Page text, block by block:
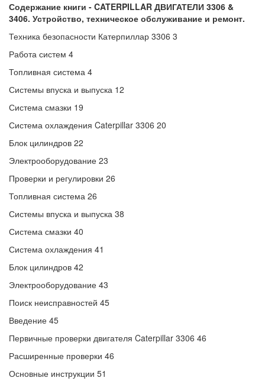
Содержание книги - CATERPILLAR ДВИГАТЕЛИ 3306 &
3406. Устройство, техническое обслуживание и ремонт.
Техника безопасности Катерпиллар 3306 3
Работа систем 4
Топливная система 4
Системы впуска и выпуска 12
Система смазки 19
Система охлаждения Caterpillar 3306 20
Блок цилиндров 22
Электрооборудование 23
Проверки и регулировки 26
Топливная система 26
Системы впуска и выпуска 38
Система смазки 40
Система охлаждения 41
Блок цилиндров 42
Электрооборудование 43
Поиск неисправностей 45
Введение 45
Первичные проверки двигателя Caterpillar 3306 46
Расширенные проверки 46
Основные инструкции 51